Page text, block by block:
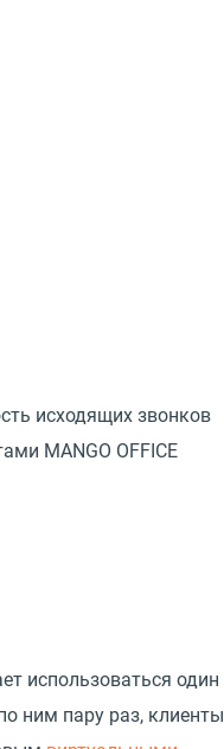
исходящих звонков
MANGO OFFICE
использоваться один
ним пару раз, клиенты